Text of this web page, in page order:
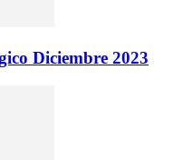
Diciembre 2023